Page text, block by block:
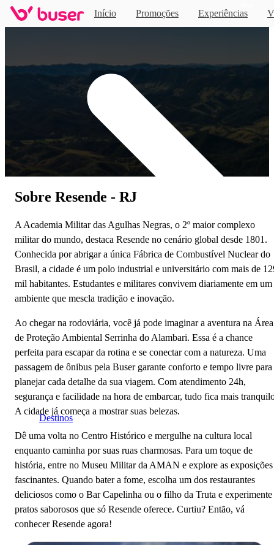
Início Promoções Experiências
Home
Destinos
Sobre Resende - RJ
A Academia Militar das Agulhas Negras, o 2º maior complexo
militar do mundo, destaca Resende no cenário global desde 1801.
Conhecida por abrigar a única Fábrica de Combustível Nuclear do
Brasil, a cidade é um polo industrial e universitário com mais de
mil habitantes. Estudantes e militares convivem diariamente em um
ambiente que mescla tradição e inovação.
Ao chegar na rodoviária, você já pode imaginar a aventura na Área
de Proteção Ambiental Serrinha do Alambari. Essa é a chance
perfeita para escapar da rotina e se conectar com a natureza. Uma
passagem de ônibus pela Buser garante conforto e tempo livre para
planejar cada detalhe da sua viagem. Com atendimento 24h,
segurança e facilidade na hora de embarcar, tudo fica mais
A cidade já começa a mostrar suas belezas.
Dê uma volta no Centro Histórico e mergulhe na cultura local
enquanto caminha por suas ruas charmosas. Para um toque de
história, entre no Museu Militar da AMAN e explore as exposições
fascinantes. Quando bater a fome, escolha um dos restaurantes
deliciosos como o Bar Capelinha ou o filho da Truta e experimente
pratos saborosos que só Resende oferece. Curtiu? Então, vá
conhecer Resende agora!